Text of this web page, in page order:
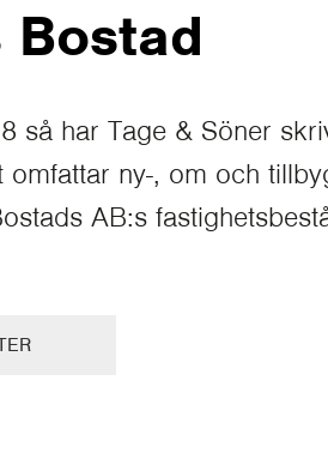
Bostad
så har Tage & Söner
ny-, om och
AB:s